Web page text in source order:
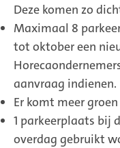
Deze komen zo
Maximaal 8
tot oktober een
aanvraag indienen.
Er komt meer
1 parkeerplaats bij
overdag gebruikt